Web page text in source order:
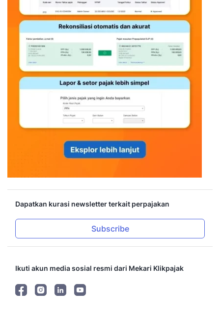
Dapatkan kurasi newsletter terkait perpajakan
Subscribe
Ikuti akun media sosial resmi dari Mekari Klikpajak